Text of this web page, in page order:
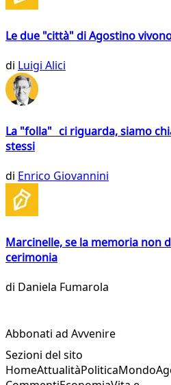
Le due "città" di Agostino
di Luigi Alici
La "folla" ci riguarda, siamo
stessi
di Enrico Giovannini
Marcinelle, se la memoria non
cerimonia
di Daniela Fumarola
Abbonati ad Avvenire
Sezioni del sito
HomeAttualitàPoliticaMondo